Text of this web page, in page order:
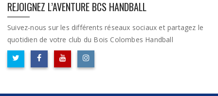
REJOIGNEZ L’AVENTURE BCS HANDBALL
Suivez-nous sur les différents réseaux sociaux et partagez le
quotidien de votre club du Bois Colombes Handball